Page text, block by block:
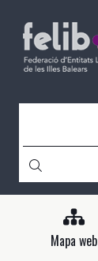
Mapa web